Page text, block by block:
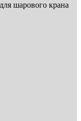
шарового крана